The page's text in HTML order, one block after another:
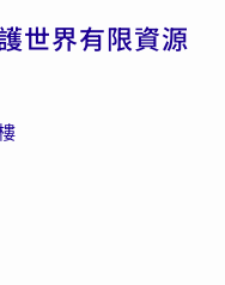
世界有限資源